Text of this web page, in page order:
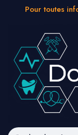
Pour toutes